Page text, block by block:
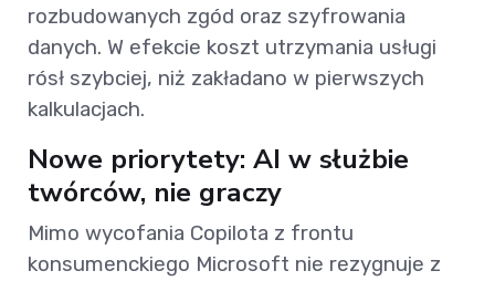
rozbudowanych zgód oraz szyfrowania
danych. W efekcie koszt utrzymania usługi
rósł szybciej, niż zakładano w pierwszych
kalkulacjach.
Nowe priorytety: AI w służbie
twórców, nie graczy
Mimo wycofania Copilota z frontu
konsumenckiego Microsoft nie rezygnuje z